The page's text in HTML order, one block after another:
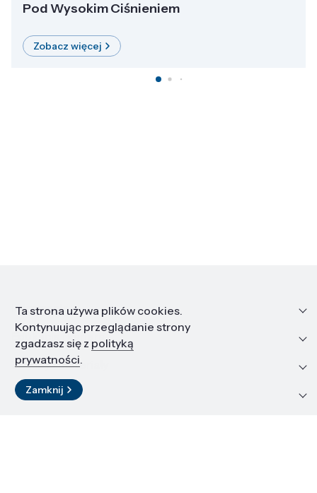
Pod Wysokim Ciśnieniem
Zobacz więcej
Informacje
Edukacja i kariera
Zasoby i materiały
Kontakt
Ta strona używa plików cookies.
Kontynuując przeglądanie strony
zgadzasz się z polityką
prywatności.
Zamknij